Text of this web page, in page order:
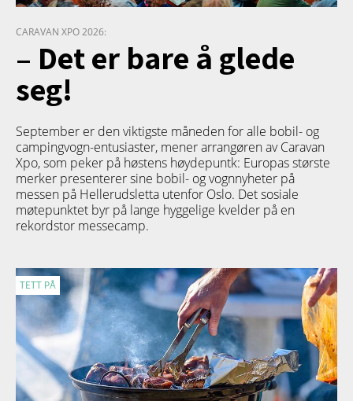
CARAVAN XPO 2026:
– Det er bare å glede
seg!
September er den viktigste måneden for alle bobil- og
campingvogn-entusiaster, mener arrangøren av Caravan
Xpo, som peker på høstens høydepuntk: Europas største
merker presenterer sine bobil- og vognnyheter på
messen på Hellerudsletta utenfor Oslo. Det sosiale
møtepunktet byr på lange hyggelige kvelder på en
rekordstor messecamp.
TETT PÅ